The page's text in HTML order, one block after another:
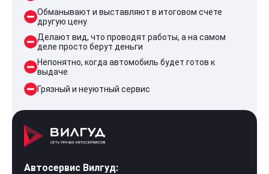
Обманывают и выставляют в итоговом счете
другую цену
Делают вид, что проводят работы, а на самом
деле просто берут деньги
Непонятно, когда автомобиль будет готов к
выдаче
Грязный и неуютный сервис
Автосервис Вилгуд: